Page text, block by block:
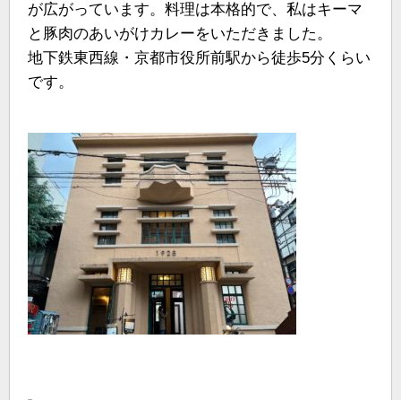
が広がっています。料理は本格的で、私はキーマ
と豚肉のあいがけカレーをいただきました。
地下鉄東西線・京都市役所前駅から徒歩5分くらい
です。